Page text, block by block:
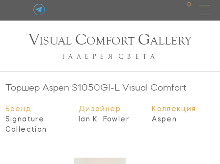
0
VISUAL COMFORT GALLERY
ГАЛЕРЕЯ СВЕТА
Торшер Aspen S1050GI-L Visual Comfort
Бренд
Signature
Collection
Дизайнер
Ian K. Fowler
Коллекция
Aspen